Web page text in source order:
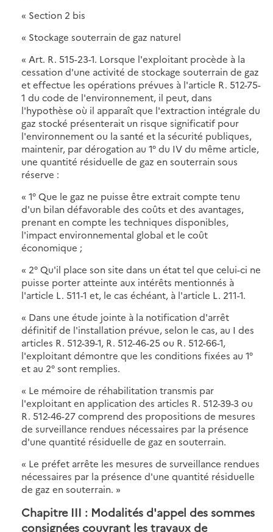
« Section 2 bis
« Stockage souterrain de gaz naturel
« Art. R. 515-23-1. Lorsque l'exploitant procède à la
cessation d'une activité de stockage souterrain de gaz
et effectue les opérations prévues à l'article R. 512-75-
1 du code de l'environnement, il peut, dans
l'hypothèse où il apparaît que l'extraction intégrale du
gaz stocké présenterait un risque significatif pour
l'environnement ou la santé et la sécurité publiques,
maintenir, par dérogation au 1° du IV du même article,
une quantité résiduelle de gaz en souterrain sous
réserve :
« 1° Que le gaz ne puisse être extrait compte tenu
d'un bilan défavorable des coûts et des avantages,
prenant en compte les techniques disponibles,
l'impact environnemental global et le coût
économique ;
« 2° Qu'il place son site dans un état tel que celui-ci ne
puisse porter atteinte aux intérêts mentionnés à
l'article L. 511-1 et, le cas échéant, à l'article L. 211-1.
« Dans une étude jointe à la notification d'arrêt
définitif de l'installation prévue, selon le cas, au I des
articles R. 512-39-1, R. 512-46-25 ou R. 512-66-1,
l'exploitant démontre que les conditions fixées au 1°
et au 2° sont remplies.
« Le mémoire de réhabilitation transmis par
l'exploitant en application des articles R. 512-39-3 ou
R. 512-46-27 comprend des propositions de mesures
de surveillance rendues nécessaires par la présence
d'une quantité résiduelle de gaz en souterrain.
« Le préfet arrête les mesures de surveillance rendues
nécessaires par la présence d'une quantité résiduelle
de gaz en souterrain. »
Chapitre III : Modalités d'appel des sommes
consignées couvrant les travaux de